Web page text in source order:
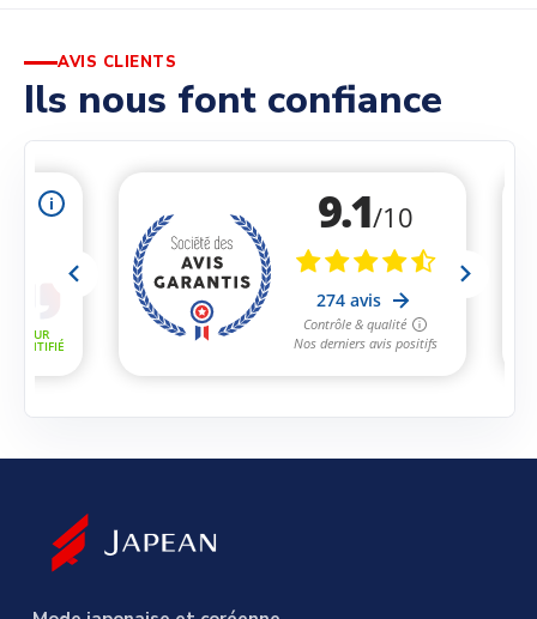
AVIS CLIENTS
Ils nous font confiance